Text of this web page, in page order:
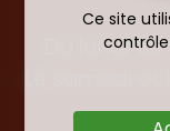
Ce site
Du lundi
Le samedi